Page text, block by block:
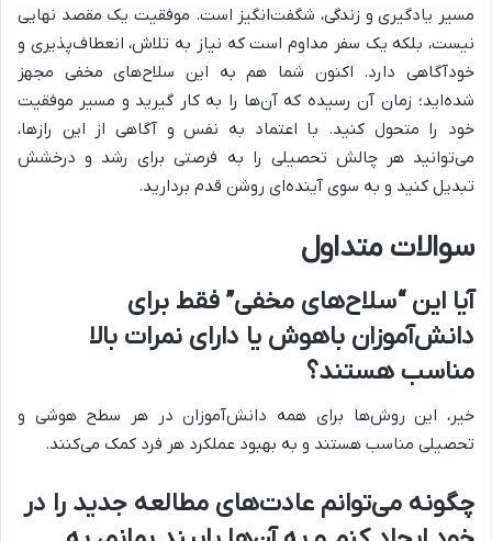
مسیر یادگیری و زندگی، شگفت‌انگیز است. موفقیت یک مقصد نهایی
نیست، بلکه یک سفر مداوم است که نیاز به تلاش، انعطاف‌پذیری و
خودآگاهی دارد. اکنون شما هم به این سلاح‌های مخفی مجهز
شده‌اید؛ زمان آن رسیده که آن‌ها را به کار گیرید و مسیر موفقیت
خود را متحول کنید. با اعتماد به نفس و آگاهی از این رازها،
می‌توانید هر چالش تحصیلی را به فرصتی برای رشد و درخشش
تبدیل کنید و به سوی آینده‌ای روشن قدم بردارید.
سوالات متداول
آیا این “سلاح‌های مخفی” فقط برای
دانش‌آموزان باهوش یا دارای نمرات بالا
مناسب هستند؟
خیر، این روش‌ها برای همه دانش‌آموزان در هر سطح هوشی و
تحصیلی مناسب هستند و به بهبود عملکرد هر فرد کمک می‌کنند.
چگونه می‌توانم عادت‌های مطالعه جدید را در